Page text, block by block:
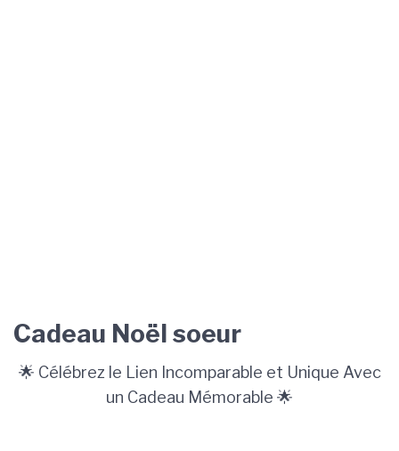
Cadeau Noël soeur
🌟 Célébrez le Lien Incomparable et Unique Avec
un Cadeau Mémorable 🌟